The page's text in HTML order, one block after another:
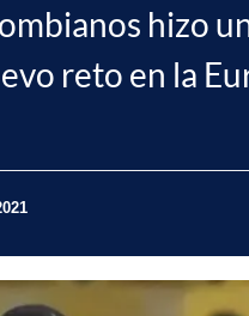
hizo
reto en la